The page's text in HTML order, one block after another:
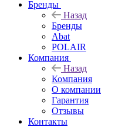
Бренды
Назад
Бренды
Abat
POLAIR
Компания
Назад
Компания
О компании
Гарантия
Отзывы
Контакты